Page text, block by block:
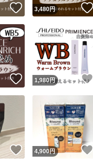
Yahoo!フリマが定めた
安心取引出品者
安心取引出品者
取引実績
商品画像の無
いいね！
3,480円
いいね！
1,980円
いいね！
4,900円